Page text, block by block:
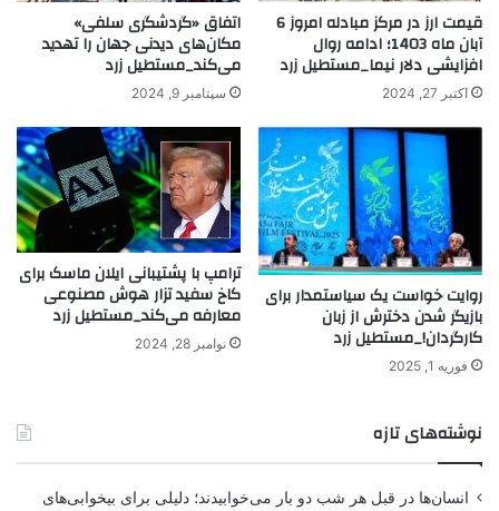
قیمت ارز در مرکز مبادله امروز 6
آبان ماه 1403؛ ادامه روال
افزایشی دلار نیما_مستطیل زرد
اکتبر 27, 2024
اتفاق «گردشگری سلفی»
مکان‌های دیدنی جهان را تهدید
می‌کند_مستطیل زرد
سپتامبر 9, 2024
روایت خواست یک سیاستمدار برای
بازیگر شدن دخترش از زبان
کارگردان!_مستطیل زرد
فوریه 1, 2025
ترامپ با پشتیبانی ایلان ماسک برای
کاخ سفید تزار هوش مصنوعی
معارفه می‌کند_مستطیل زرد
نوامبر 28, 2024
نوشته‌های تازه
انسان‌ها در قبل هر شب دو بار می‌خوابیدند؛ دلیلی برای بیخوابی‌های